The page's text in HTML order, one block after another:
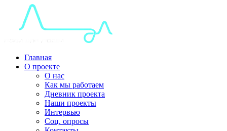
Главная
О проекте
О нас
Как мы работаем
Дневник проекта
Наши проекты
Интервью
Соц. опросы